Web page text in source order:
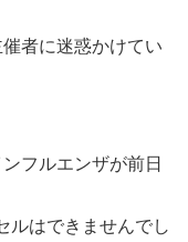
者に迷惑かけてい
フルエンザが前日
ルはできませんでし